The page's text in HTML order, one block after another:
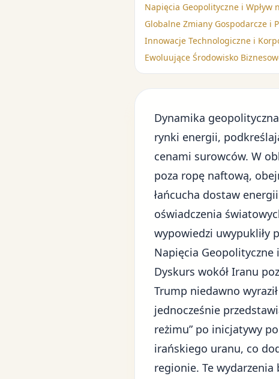
Napięcia Geopolityczne i Wpływ
Globalne Zmiany Gospodarcze i
Innowacje Technologiczne i
Ewoluujące Środowisko
Dynamika
rynki energii,
cenami surowców. W
poza ropę naftową,
łańcucha dostaw
oświadczenia
wypowiedzi uwypukliły
Napięcia Geopolityczne
Dyskurs wokół Iranu
Trump niedawno
jednocześnie
reżimu” po inicjatywy
irańskiego uranu, co
regionie. Te wydarzenia